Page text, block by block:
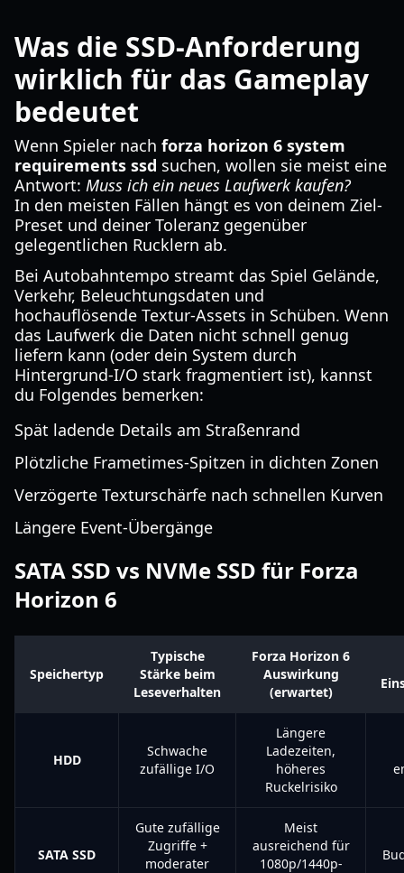
Was die SSD-Anforderung
wirklich für das Gameplay
bedeutet
Wenn Spieler nach forza horizon 6 system
requirements ssd suchen, wollen sie meist eine
Antwort: Muss ich ein neues Laufwerk kaufen?
In den meisten Fällen hängt es von deinem Ziel-
Preset und deiner Toleranz gegenüber
gelegentlichen Rucklern ab.
Bei Autobahntempo streamt das Spiel Gelände,
Verkehr, Beleuchtungsdaten und
hochauflösende Textur-Assets in Schüben. Wenn
das Laufwerk die Daten nicht schnell genug
liefern kann (oder dein System durch
Hintergrund-I/O stark fragmentiert ist), kannst
du Folgendes bemerken:
Spät ladende Details am Straßenrand
Plötzliche Frametimes-Spitzen in dichten Zonen
Verzögerte Texturschärfe nach schnellen Kurven
Längere Event-Übergänge
SATA SSD vs NVMe SSD für Forza
Horizon 6
Speichertyp
Typische
Stärke beim
Leseverhalten
Forza Horizon 6
Auswirkung
(erwartet)
HDD
Schwache
zufällige I/O
Längere
Ladezeiten,
höheres
Ruckelrisiko
SATA SSD
Gute zufällige
Zugriffe +
moderater
Meist
ausreichend für
1080p/1440p-